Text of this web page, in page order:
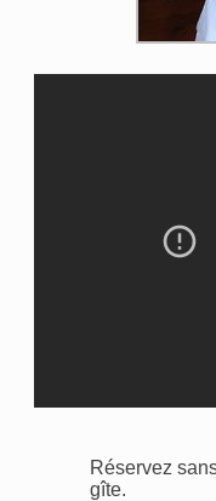
Réservez
gîte.